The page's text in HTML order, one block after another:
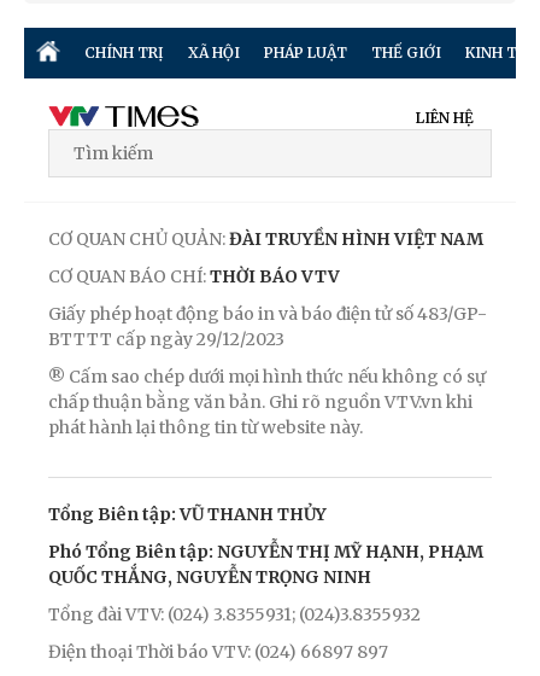
CHÍNH TRỊ XÃ HỘI PHÁP LUẬT THẾ GIỚI KINH TẾ
LIÊN HỆ
CƠ QUAN CHỦ QUẢN:ĐÀI TRUYỀN HÌNH VIỆT NAM
CƠ QUAN BÁO CHÍ:THỜI BÁO VTV
Giấy phép hoạt động báo in và báo điện tử số 483/GP-
BTTTT cấp ngày 29/12/2023
® Cấm sao chép dưới mọi hình thức nếu không có sự
chấp thuận bằng văn bản. Ghi rõ nguồn VTV.vn khi
phát hành lại thông tin từ website này.
Tổng Biên tập: VŨ THANH THỦY
Phó Tổng Biên tập: NGUYỄN THỊ MỸ HẠNH, PHẠM
QUỐC THẮNG, NGUYỄN TRỌNG NINH
Tổng đài VTV: (024) 3.8355931; (024)3.8355932
Điện thoại Thời báo VTV: (024) 66897 897